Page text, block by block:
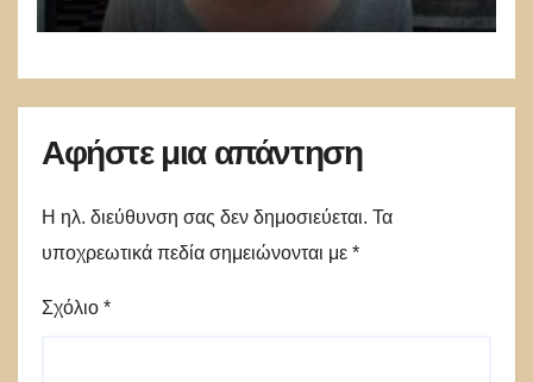
για τη νέα γυναικοκτονία;
Αφήστε μια απάντηση
Η ηλ. διεύθυνση σας δεν δημοσιεύεται. Τα
υποχρεωτικά πεδία σημειώνονται με *
Σχόλιο *